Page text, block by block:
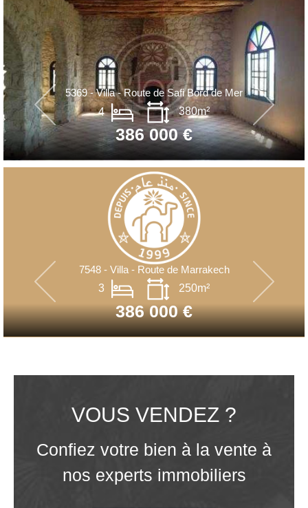
5369 - Villa - Route de Safi Bord de Mer
4
380m²
386 000 €
7548 - Villa - Route de Marrakech
3
250m²
386 000 €
VOUS VENDEZ ?
Confiez votre bien à la vente à
nos experts immobiliers